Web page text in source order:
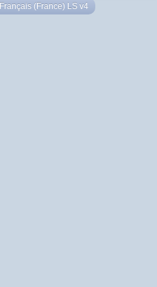
Français (France) LS v4